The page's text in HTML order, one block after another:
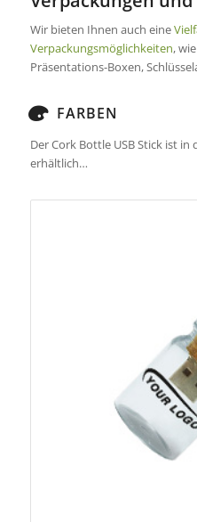
Wir bieten Ihnen auch eine
Verpackungsmöglichkeiten,
Präsentations-Boxen,
FARBEN
Der Cork Bottle USB Stick ist
erhältlich…